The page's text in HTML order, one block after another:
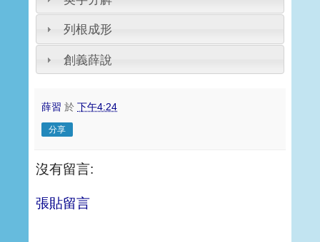
列根成形
創義薛說
薛習 於 下午4:24
分享
沒有留言:
張貼留言